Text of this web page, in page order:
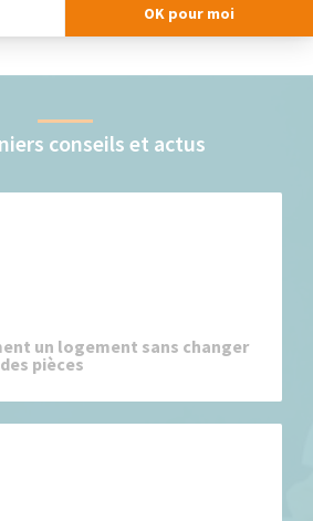
conseils et actus
un logement sans changer
pièces
OK pour moi